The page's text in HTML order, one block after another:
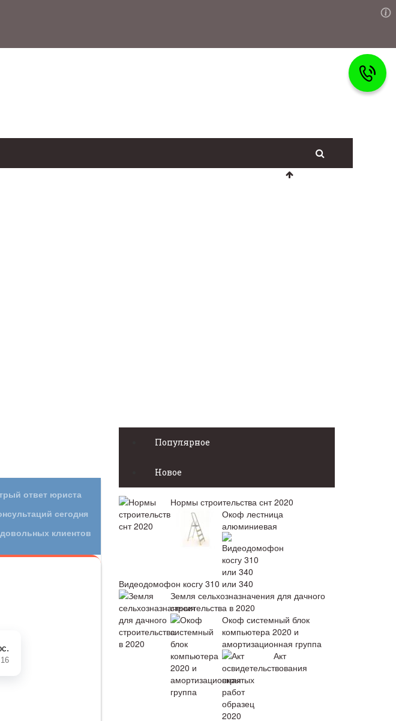
Популярное
Новое
Нормы строительства снт 2020
Окоф лестница
алюминиевая
Видеодомофон косгу 310 или 340
Земля сельхозназначения для дачного
строительства в 2020
Окоф системный блок
компьютера 2020 и
амортизационная группа
Акт